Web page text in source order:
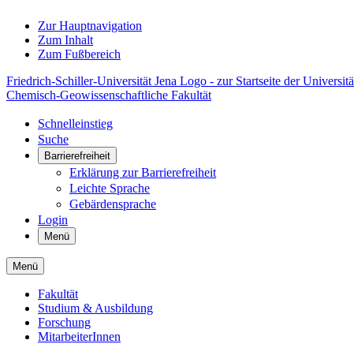
Zur Hauptnavigation
Zum Inhalt
Zum Fußbereich
Friedrich-Schiller-Universität Jena Logo - zur Startseite der
Chemisch-Geowissenschaftliche Fakultät
Schnelleinstieg
Suche
Barrierefreiheit
Erklärung zur Barrierefreiheit
Leichte Sprache
Gebärdensprache
Login
Menü
Menü
Fakultät
Studium & Ausbildung
Forschung
MitarbeiterInnen